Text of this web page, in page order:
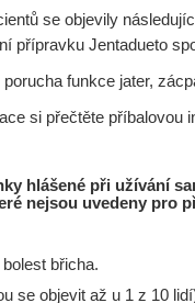
se objevily
přípravku Jentadueto
funkce jater,
si přečtěte příbalovou
hlášené při užívání
nejsou uvedeny pro
břicha.
se objevit až u 1 z 10